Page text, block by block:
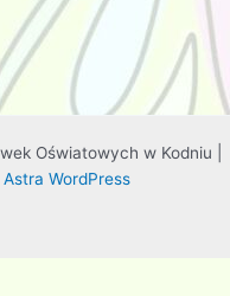
Oświatowych w Kodniu |
WordPress